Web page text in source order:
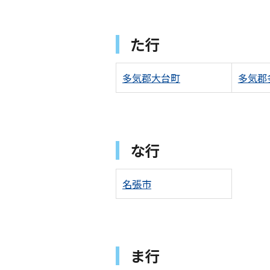
た行
多気郡大台町 多気
な行
名張市
ま行